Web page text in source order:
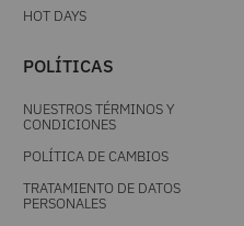
AYUDA
RASTREA TU PEDIDO